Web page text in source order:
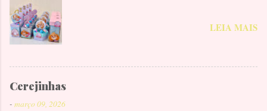
LEIA MAIS
Cerejinhas
- março 09, 2026